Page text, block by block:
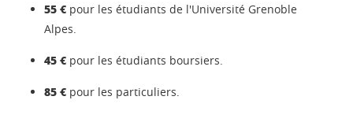
55 € pour les étudiants de l'Université Grenoble
Alpes.
45 € pour les étudiants boursiers.
85 € pour les particuliers.